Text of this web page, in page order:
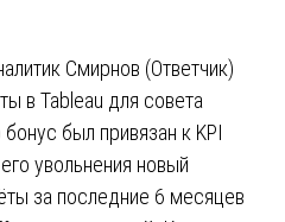
Смирнов (Ответчик)
в Tableau для совета
был привязан к KPI
увольнения новый
за последние 6 месяцев